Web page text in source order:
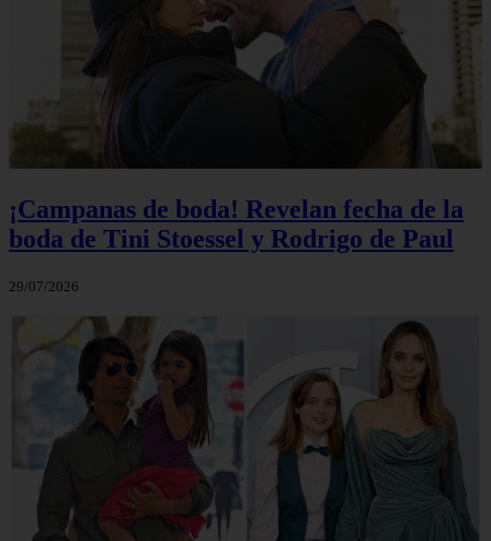
¡Campanas de boda! Revelan fecha de la
boda de Tini Stoessel y Rodrigo de Paul
29/07/2026